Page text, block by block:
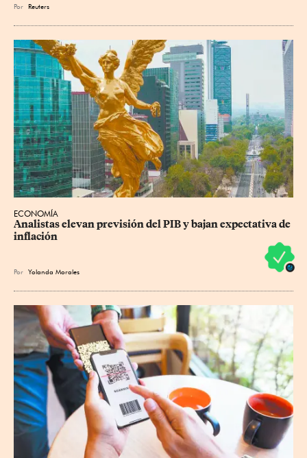
Por Reuters
ECONOMÍA
Analistas elevan previsión del PIB y bajan expectativa de
inflación
Por Yolanda Morales